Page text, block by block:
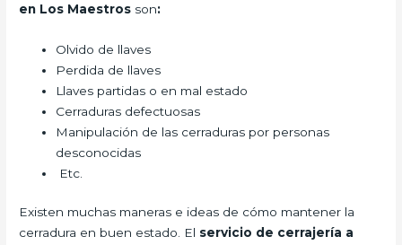
en Los Maestros son:
Olvido de llaves
Perdida de llaves
Llaves partidas o en mal estado
Cerraduras defectuosas
Manipulación de las cerraduras por personas
desconocidas
Etc.
Existen muchas maneras e ideas de cómo mantener la
cerradura en buen estado. El servicio de cerrajería a